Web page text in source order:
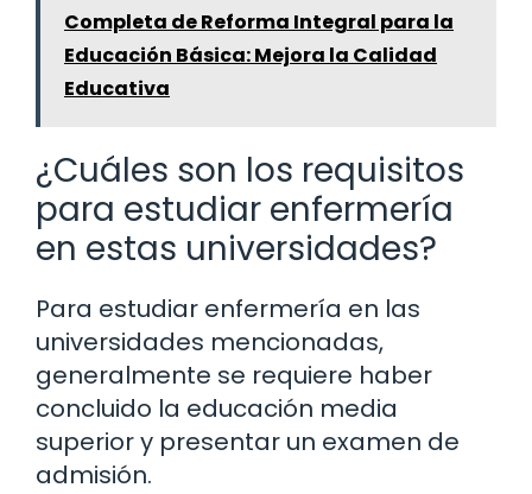
Completa de Reforma Integral para la
Educación Básica: Mejora la Calidad
Educativa
¿Cuáles son los requisitos
para estudiar enfermería
en estas universidades?
Para estudiar enfermería en las
universidades mencionadas,
generalmente se requiere haber
concluido la educación media
superior y presentar un examen de
admisión.